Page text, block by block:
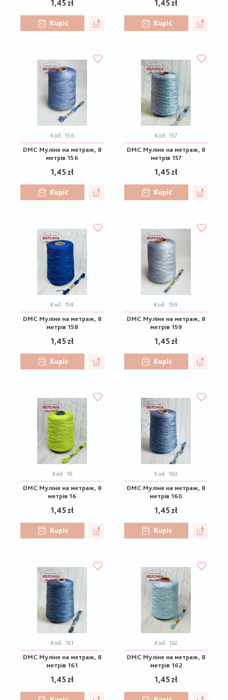
1,45 zł
Kupić
1,45 zł
Kupić
Kod: 156
DMC Муліне на метраж, 8
метрів 156
1,45 zł
Kupić
Kod: 157
DMC Муліне на метраж, 8
метрів 157
1,45 zł
Kupić
Kod: 158
DMC Муліне на метраж, 8
метрів 158
1,45 zł
Kupić
Kod: 159
DMC Муліне на метраж, 8
метрів 159
1,45 zł
Kupić
Kod: 16
DMC Муліне на метраж, 8
метрів 16
1,45 zł
Kupić
Kod: 160
DMC Муліне на метраж, 8
метрів 160
1,45 zł
Kupić
Kod: 161
DMC Муліне на метраж, 8
метрів 161
1,45 zł
Kod: 162
DMC Муліне на метраж, 8
метрів 162
1,45 zł